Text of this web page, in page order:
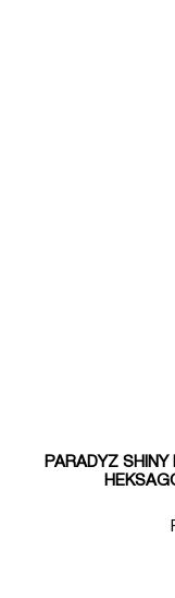
PARADYZ